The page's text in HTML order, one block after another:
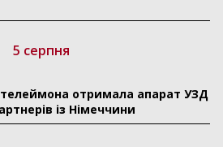
5 серпня
отримала апарат УЗД
із Німеччини